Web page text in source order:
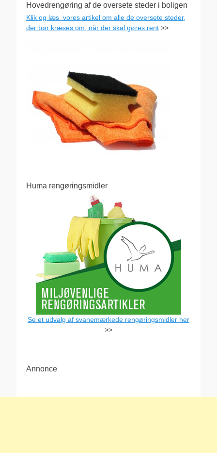
Hovedrengøring af de oversete steder i boligen
Klik og læs vores artikel om alle de oversete steder,
der bør kræses om, når der skal gøres rent >>
Huma rengøringsmidler
Se et udvalg af svanemærkede rengøringsmidler her
>>
Annonce